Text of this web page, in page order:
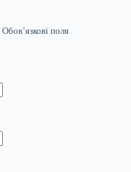
Обов’язкові поля